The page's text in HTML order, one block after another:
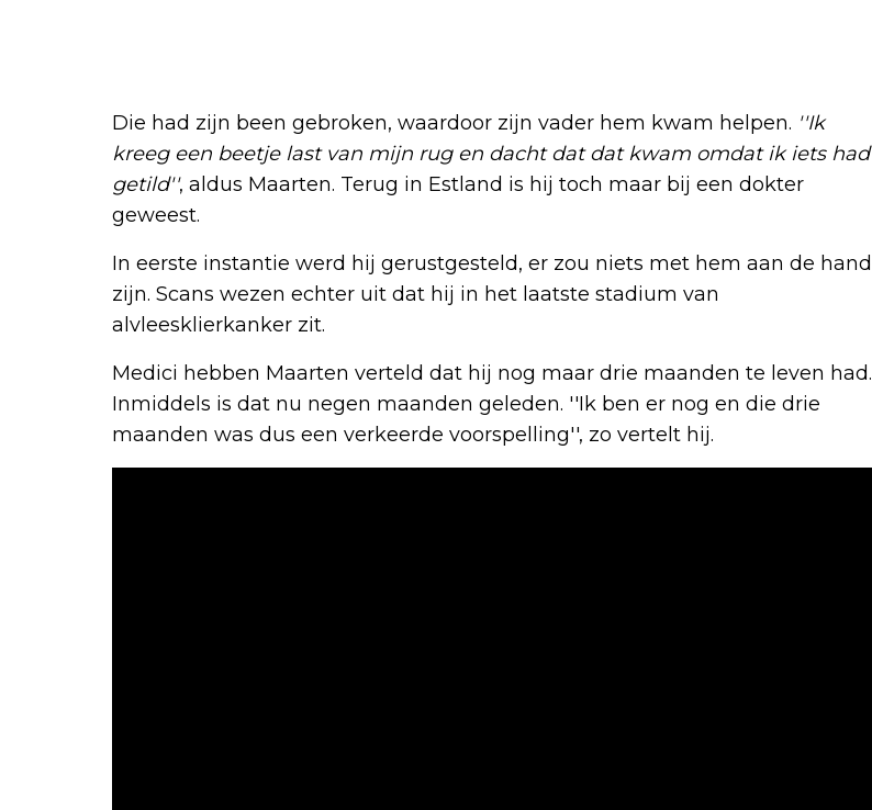
Die had zijn been gebroken, waardoor zijn vader hem kwam helpen. ''Ik
kreeg een beetje last van mijn rug en dacht dat dat kwam omdat ik iets had
getild'', aldus Maarten. Terug in Estland is hij toch maar bij een dokter
geweest.
In eerste instantie werd hij gerustgesteld, er zou niets met hem aan de hand
zijn. Scans wezen echter uit dat hij in het laatste stadium van
alvleesklierkanker zit.
Medici hebben Maarten verteld dat hij nog maar drie maanden te leven had.
Inmiddels is dat nu negen maanden geleden. ''Ik ben er nog en die drie
maanden was dus een verkeerde voorspelling'', zo vertelt hij.